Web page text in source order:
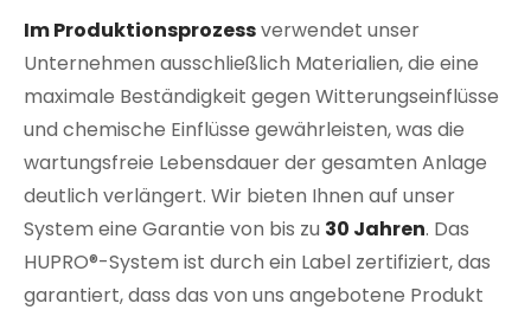
Im Produktionsprozessverwendet unser
Unternehmen ausschließlich Materialien, die eine
maximale Beständigkeit gegen Witterungseinflüsse
und chemische Einflüsse gewährleisten, was die
wartungsfreie Lebensdauer der gesamten Anlage
deutlich verlängert. Wir bieten Ihnen auf unser
System eine Garantie von bis zu 30 Jahren. Das
HUPRO®-System ist durch ein Label zertifiziert, das
garantiert, dass das von uns angebotene Produkt